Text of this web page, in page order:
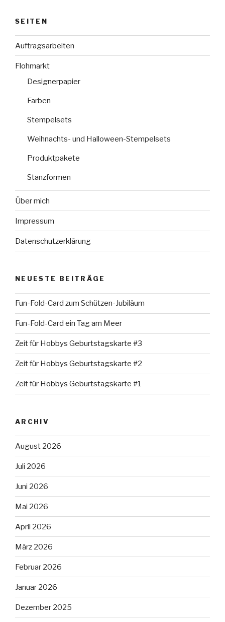
SEITEN
Auftragsarbeiten
Flohmarkt
Designerpapier
Farben
Stempelsets
Weihnachts- und Halloween-Stempelsets
Produktpakete
Stanzformen
Über mich
Impressum
Datenschutzerklärung
NEUESTE BEITRÄGE
Fun-Fold-Card zum Schützen-Jubiläum
Fun-Fold-Card ein Tag am Meer
Zeit für Hobbys Geburtstagskarte #3
Zeit für Hobbys Geburtstagskarte #2
Zeit für Hobbys Geburtstagskarte #1
ARCHIV
August 2026
Juli 2026
Juni 2026
Mai 2026
April 2026
März 2026
Februar 2026
Januar 2026
Dezember 2025